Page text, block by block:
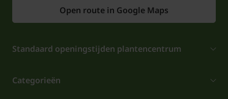
Open route in Google Maps
Standaard openingstijden plantencentrum
Categorieën